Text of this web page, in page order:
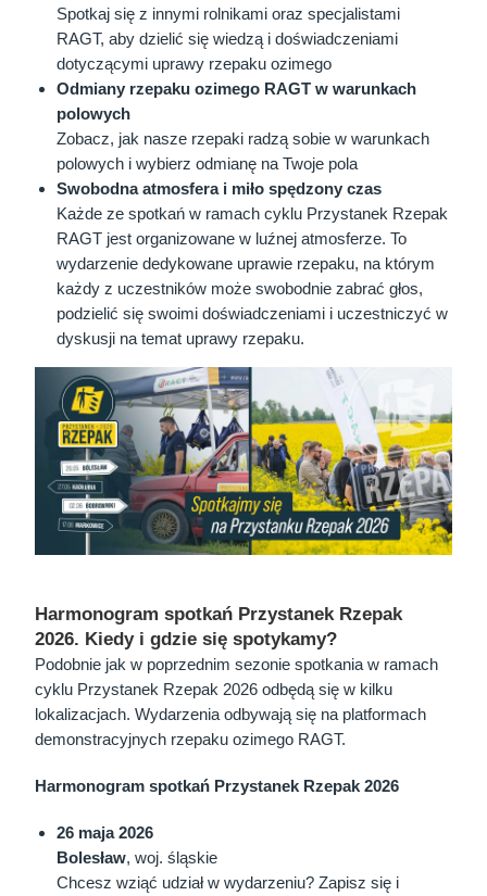
Spotkaj się z innymi rolnikami oraz specjalistami
RAGT, aby dzielić się wiedzą i doświadczeniami
dotyczącymi uprawy rzepaku ozimego
Odmiany rzepaku ozimego RAGT w warunkach
polowych
Zobacz, jak nasze rzepaki radzą sobie w warunkach
polowych i wybierz odmianę na Twoje pola
Swobodna atmosfera i miło spędzony czas
Każde ze spotkań w ramach cyklu Przystanek Rzepak
RAGT jest organizowane w luźnej atmosferze. To
wydarzenie dedykowane uprawie rzepaku, na którym
każdy z uczestników może swobodnie zabrać głos,
podzielić się swoimi doświadczeniami i uczestniczyć w
dyskusji na temat uprawy rzepaku.
Harmonogram spotkań Przystanek Rzepak
2026. Kiedy i gdzie się spotykamy?
Podobnie jak w poprzednim sezonie spotkania w ramach
cyklu Przystanek Rzepak 2026 odbędą się w kilku
lokalizacjach. Wydarzenia odbywają się na platformach
demonstracyjnych rzepaku ozimego RAGT.
Harmonogram spotkań Przystanek Rzepak 2026
26 maja 2026
Bolesław, woj. śląskie
Chcesz wziąć udział w wydarzeniu? Zapisz się i